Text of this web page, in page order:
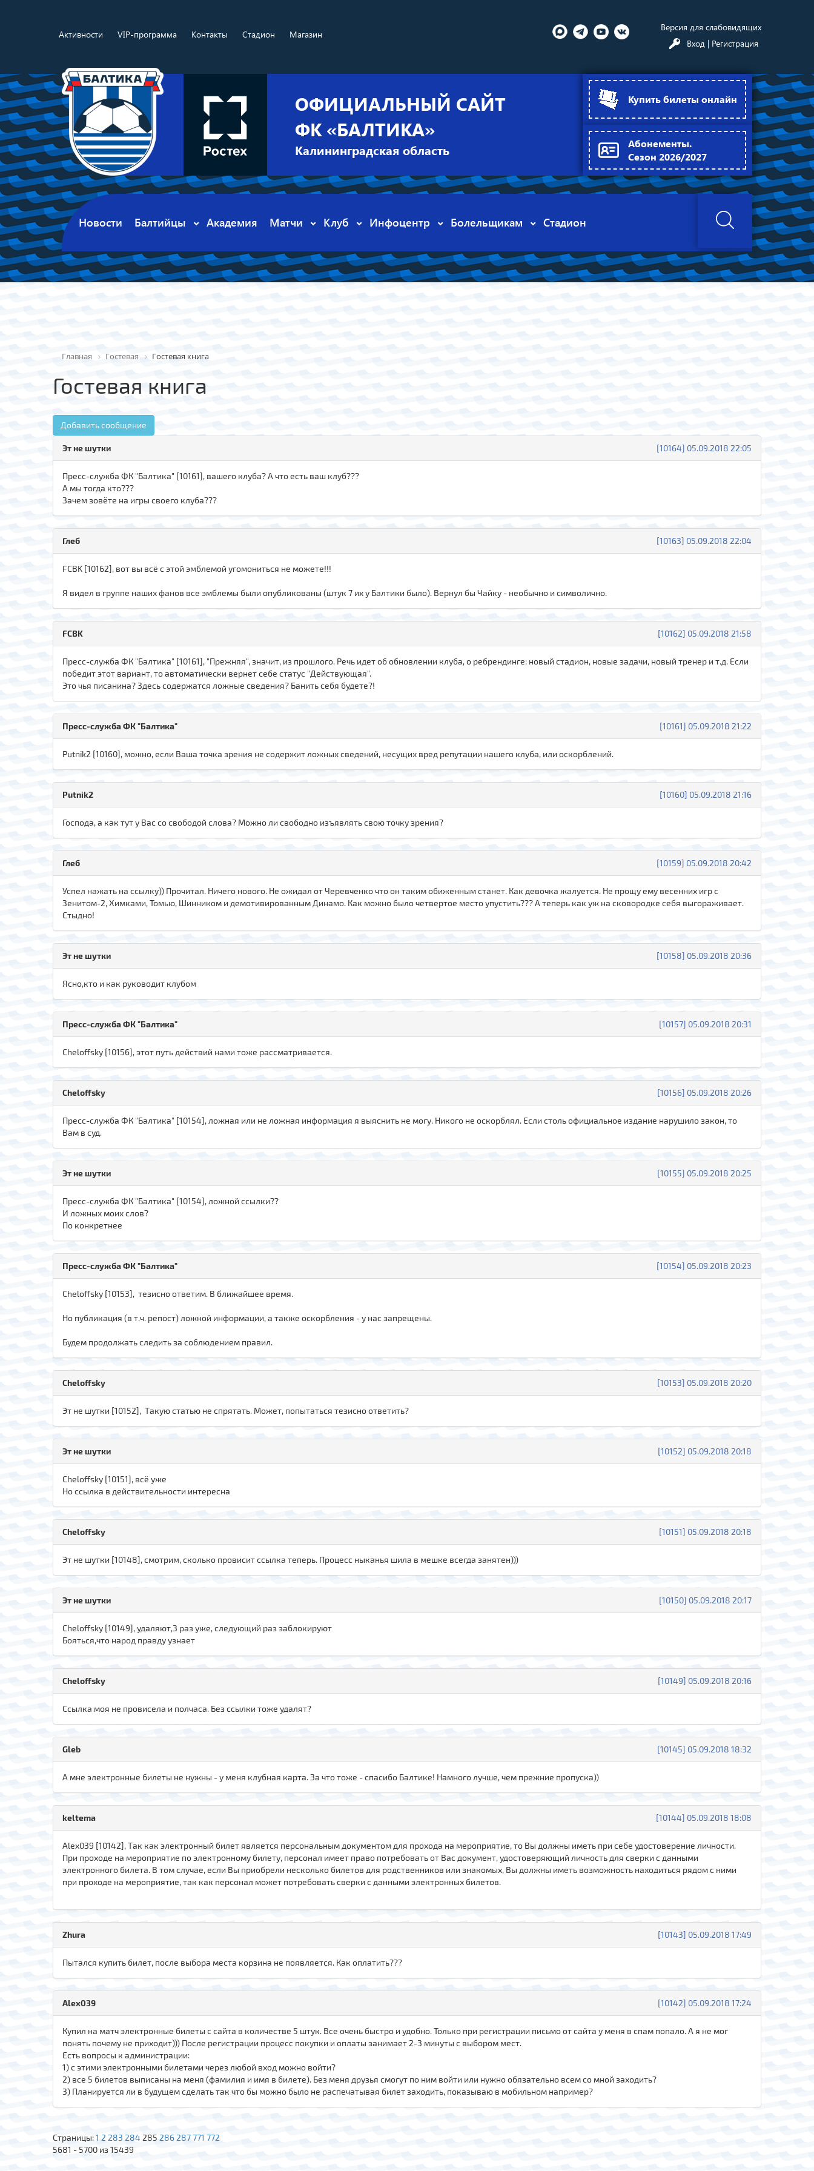
Активности VIP-программа Контакты Стадион Магазин
Версия для слабовидящих
Вход | Регистрация
ОФИЦИАЛЬНЫЙ САЙТ
ФК «БАЛТИКА»
Калининградская область
Купить билеты онлайн
Абонементы.
Сезон 2026/2027
Новости Балтийцы Академия Матчи Клуб Инфоцентр Болельщикам Стадион
Главная Гостевая Гостевая книга
Гостевая книга
Добавить сообщение
[10164] 05.09.2018 22:05
Эт не шутки
Пресс-служба ФК "Балтика" [10161], вашего клуба? А что есть ваш клуб???
А мы тогда кто???
Зачем зовёте на игры своего клуба???
[10163] 05.09.2018 22:04
Глеб
FСBK [10162], вот вы всё с этой эмблемой угомониться не можете!!!
Я видел в группе наших фанов все эмблемы были опубликованы (штук 7 их у Балтики было). Вернул бы Чайку - необычно и символично.
[10162] 05.09.2018 21:58
FСBK
Пресс-служба ФК "Балтика" [10161], "Прежняя", значит, из прошлого. Речь идет об обновлении клуба, о ребрендинге: новый стадион, новые задачи, новый тренер и т.д. Если
победит этот вариант, то автоматически вернет себе статус "Действующая".
Это чья писанина? Здесь содержатся ложные сведения? Банить себя будете?!
[10161] 05.09.2018 21:22
Пресс-служба ФК "Балтика"
Putnik2 [10160], можно, если Ваша точка зрения не содержит ложных сведений, несущих вред репутации нашего клуба, или оскорблений.
[10160] 05.09.2018 21:16
Putnik2
Господа, а как тут у Вас со свободой слова? Можно ли свободно изъявлять свою точку зрения?
[10159] 05.09.2018 20:42
Глеб
Успел нажать на ссылку)) Прочитал. Ничего нового. Не ожидал от Черевченко что он таким обиженным станет. Как девочка жалуется. Не прощу ему весенних игр с
Зенитом-2, Химками, Томью, Шинником и демотивированным Динамо. Как можно было четвертое место упустить??? А теперь как уж на сковородке себя выгораживает.
Стыдно!
[10158] 05.09.2018 20:36
Эт не шутки
Ясно,кто и как руководит клубом
[10157] 05.09.2018 20:31
Пресс-служба ФК "Балтика"
Cheloffsky [10156], этот путь действий нами тоже рассматривается.
[10156] 05.09.2018 20:26
Cheloffsky
Пресс-служба ФК "Балтика" [10154], ложная или не ложная информация я выяснить не могу. Никого не оскорблял. Если столь официальное издание нарушило закон, то
Вам в суд.
[10155] 05.09.2018 20:25
Эт не шутки
Пресс-служба ФК "Балтика" [10154], ложной ссылки??
И ложных моих слов?
По конкретнее
[10154] 05.09.2018 20:23
Пресс-служба ФК "Балтика"
Cheloffsky [10153], тезисно ответим. В ближайшее время.
Но публикация (в т.ч. репост) ложной информации, а также оскорбления - у нас запрещены.
Будем продолжать следить за соблюдением правил.
[10153] 05.09.2018 20:20
Cheloffsky
Эт не шутки [10152], Такую статью не спрятать. Может, попытаться тезисно ответить?
[10152] 05.09.2018 20:18
Эт не шутки
Cheloffsky [10151], всё уже
Но ссылка в действительности интересна
[10151] 05.09.2018 20:18
Cheloffsky
Эт не шутки [10148], смотрим, сколько провисит ссылка теперь. Процесс ныканья шила в мешке всегда занятен)))
[10150] 05.09.2018 20:17
Эт не шутки
Cheloffsky [10149], удаляют,3 раз уже, следующий раз заблокируют
Бояться,что народ правду узнает
[10149] 05.09.2018 20:16
Cheloffsky
Ссылка моя не провисела и полчаса. Без ссылки тоже удалят?
[10145] 05.09.2018 18:32
Gleb
А мне электронные билеты не нужны - у меня клубная карта. За что тоже - спасибо Балтике! Намного лучше, чем прежние пропуска))
[10144] 05.09.2018 18:08
keltema
Alex039 [10142], Так как электронный билет является персональным документом для прохода на мероприятие, то Вы должны иметь при себе удостоверение личности.
При проходе на мероприятие по электронному билету, персонал имеет право потребовать от Вас документ, удостоверяющий личность для сверки с данными
электронного билета. В том случае, если Вы приобрели несколько билетов для родственников или знакомых, Вы должны иметь возможность находиться рядом с ними
при проходе на мероприятие, так как персонал может потребовать сверки с данными электронных билетов.
[10143] 05.09.2018 17:49
Zhura
Пытался купить билет, после выбора места корзина не появляется. Как оплатить???
[10142] 05.09.2018 17:24
Alex039
Купил на матч электронные билеты с сайта в количестве 5 штук. Все очень быстро и удобно. Только при регистрации письмо от сайта у меня в спам попало. А я не мог
понять почему не приходит))) После регистрации процесс покупки и оплаты занимает 2-3 минуты с выбором мест.
Есть вопросы к администрации:
1) с этими электронными билетами через любой вход можно войти?
2) все 5 билетов выписаны на меня (фамилия и имя в билете). Без меня друзья смогут по ним войти или нужно обязательно всем со мной заходить?
3) Планируется ли в будущем сделать так что бы можно было не распечатывая билет заходить, показываю в мобильном например?
Страницы:1 2 283 284 285 286287771 772
5681 - 5700 из 15439